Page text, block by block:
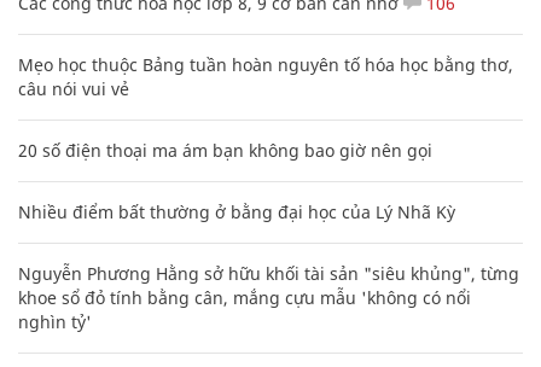
Mẹo học thuộc Bảng tuần hoàn nguyên tố hóa học bằng thơ,
câu nói vui vẻ
20 số điện thoại ma ám bạn không bao giờ nên gọi
Nhiều điểm bất thường ở bằng đại học của Lý Nhã Kỳ
Nguyễn Phương Hằng sở hữu khối tài sản "siêu khủng", từng
khoe sổ đỏ tính bằng cân, mắng cựu mẫu 'không có nổi
nghìn tỷ'